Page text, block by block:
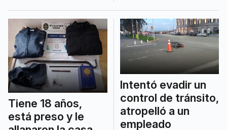
Tiene 18 años,
está preso y le
Intentó evadir un
control de tránsito,
atropelló a un
empleado